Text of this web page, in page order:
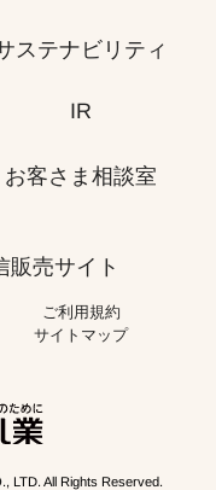
ステナビリティ
IR
お客さま相談室
販売サイト
ご利用規約
サイトマップ
LTD. All Rights Reserved.